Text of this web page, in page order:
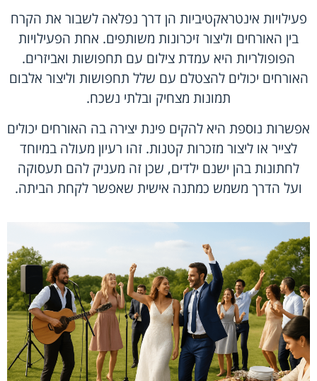
פעילויות אינטראקטיביות הן דרך נפלאה לשבור את הקרח
בין האורחים וליצור זיכרונות משותפים. אחת הפעילויות
הפופולריות היא עמדת צילום עם תחפושות ואביזרים.
האורחים יכולים להצטלם עם שלל תחפושות וליצור אלבום
תמונות מצחיק ובלתי נשכח.
אפשרות נוספת היא להקים פינת יצירה בה האורחים יכולים
לצייר או ליצור מזכרות קטנות. זהו רעיון מעולה במיוחד
לחתונות בהן ישנם ילדים, שכן זה מעניק להם תעסוקה
ועל הדרך משמש כמתנה אישית שאפשר לקחת הביתה.